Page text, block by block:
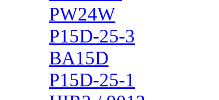
PW24W
P15D-25-3
BA15D
P15D-25-1